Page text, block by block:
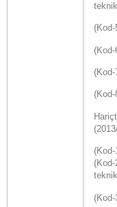
teknik
(Kod-
(Kod-
teknik